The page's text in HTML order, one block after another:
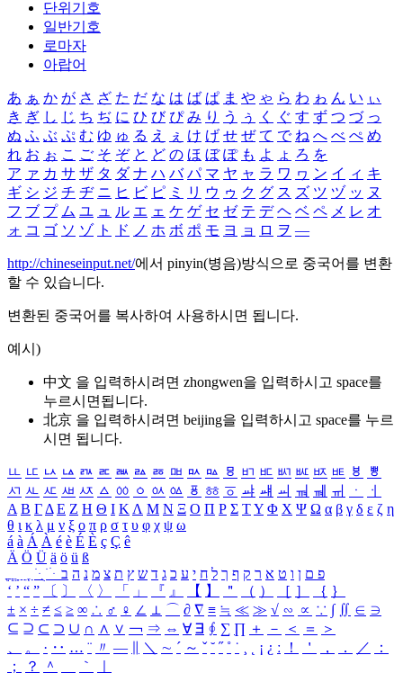
단위기호
일반기호
로마자
아랍어
あ ぁ か が さ ざ た だ な は ば ぱ ま や ゃ ら わ ゎ ん い ぃ
き ぎ し じ ち ぢ に ひ び ぴ み り う ぅ く ぐ す ず つ づ っ
ぬ ふ ぶ ぷ む ゆ ゅ る え ぇ け げ せ ぜ て で ね へ べ ぺ め
れ お ぉ こ ご そ ぞ と ど の ほ ぼ ぽ も よ ょ ろ を
ア ァ カ サ ザ タ ダ ナ ハ バ パ マ ヤ ャ ラ ワ ヮ ン イ ィ キ
ギ シ ジ チ ヂ ニ ヒ ビ ピ ミ リ ウ ゥ ク グ ス ズ ツ ヅ ッ ヌ
フ ブ プ ム ユ ュ ル エ ェ ケ ゲ セ ゼ テ デ ヘ ベ ペ メ レ オ
ォ コ ゴ ソ ゾ ト ド ノ ホ ボ ポ モ ヨ ョ ロ ヲ ―
http://chineseinput.net/에서 pinyin(병음)방식으로 중국어를 변환
할 수 있습니다.
변환된 중국어를 복사하여 사용하시면 됩니다.
예시)
中文 을 입력하시려면 zhongwen을 입력하시고 space를
누르시면됩니다.
北京 을 입력하시려면 beijing을 입력하시고 space를 누르
시면 됩니다.
ㅥ ㅦ ㅧ ㅨ ㅩ ㅪ ㅫ ㅬ ㅭ ㅮ ㅯ ㅰ ㅱ ㅲ ㅳ ㅴ ㅵ ㅶ ㅷ ㅸ
ㅹ
ㅺ ㅻ ㅼ ㅽ ㅾ ㅿ ㆀ ㆁ ㆂ ㆃ ㆄ ㆅ ㆆ ㆇ ㆈ ㆉ ㆊ ㆋ ㆌ ㆍ
ㆎ
Α Β ΓΔ Ε Ζ Η Θ Ι ΚΛ Μ Ν Ξ Ο Π Ρ Σ ΤΥ Φ Χ Ψ Ω α β γ δ ε ζ η
θ ι κ λ μ ν ξ ο π ρ σ τ υ φ χ ψ ω
á à Á À é è É È ç Ç ê
Ä Ö Ü ä ö ü ß
ִֶֹ ֻּ ׁׂ פ ם ן ו ט א ר ק ף ך ל ח י ע כ ג ד ש ץ ת צ מ נ ה ב
‘ ’ “ ” 〔 〕 〈 〉 「 」 『 』 【 】 ＂ （ ） ［ ］ ｛ ｝
± × ÷ ≠ ≤ ≥ ∞ ∴ ♂ ♀ ∠ ⊥ ⌒ ∂ ∇ ≡ ≒ ≪ ≫ √ ∽ ∝ ∵ ∫ ∬ ∈ ∋
⊆ ⊇ ⊂ ⊃ ∪ ∩ ∧ ∨ ￢ ⇒ ⇔ ∀ ∃ ∮ ∑ ∏ ＋ － ＜ ＝
＞
、
。 · ‥ … ¨ 〃 ― ＼ ∼ ´ ～ ˇ ˘ ˝ ˚ ˙ ¸ ¡ ¿ ː ！ ＇ ， ． ／
：
；
？ ＾ ｀